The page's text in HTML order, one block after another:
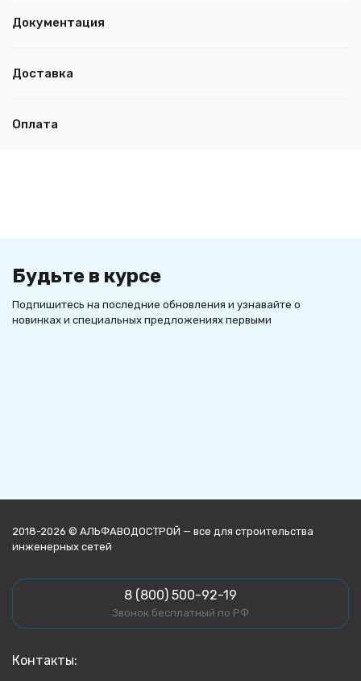
Документация
Доставка
Оплата
Будьте в курсе
Подпишитесь на последние обновления и узнавайте о
новинках и специальных предложениях первыми
2018-2026 © АЛЬФАВОДОСТРОЙ — все для строительства
инженерных сетей
8 (800) 500-92-19
Звонок бесплатный по РФ
Контакты: